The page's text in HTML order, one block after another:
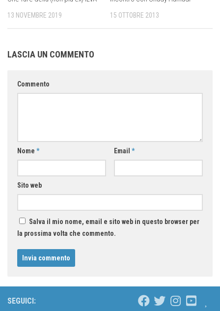
13 NOVEMBRE 2019 15 OTTOBRE 2013
LASCIA UN COMMENTO
Commento
Nome * Email *
Sito web
Salva il mio nome, email e sito web in questo browser per
la prossima volta che commento.
SEGUICI: